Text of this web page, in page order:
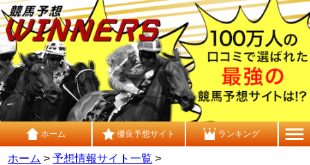
ホーム 優良予想サイト ランキング
ホーム >予想情報サイト一覧 >